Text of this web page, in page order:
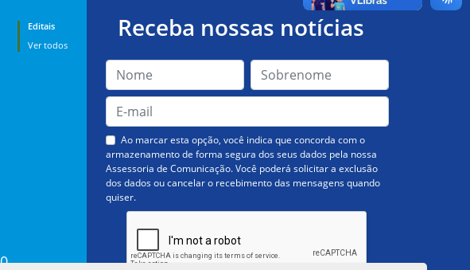
Editais
Ver todos
Receba nossas notícias
Ao marcar esta opção, você indica que concorda com o
armazenamento de forma segura dos seus dados pela nossa
Assessoria de Comunicação. Você poderá solicitar a exclusão
dos dados ou cancelar o recebimento das mensagens quando
quiser.